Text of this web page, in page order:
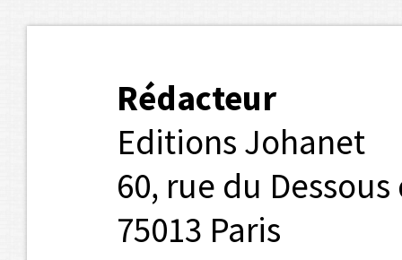
Rédacteur
Editions Johanet
60, rue du
75013 Paris